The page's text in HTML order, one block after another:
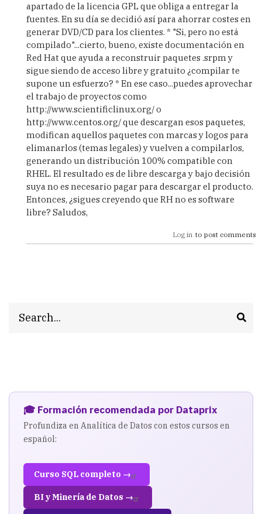
apartado de la licencia GPL que obliga a entregar la
fuentes. En su día se decidió así para ahorrar costes en
generar DVD/CD para los clientes. * "Si, pero no está
compilado"...cierto, bueno, existe documentación en
Red Hat que ayuda a reconstruir paquetes .srpm y
sigue siendo de acceso libre y gratuito ¿compilar te
supone un esfuerzo? * En ese caso...puedes aprovechar
el trabajo de proyectos como
http://www.scientificlinux.org/ o
http://www.centos.org/ que descargan esos paquetes,
modifican aquellos paquetes con marcas y logos para
elimanarlos (temas legales) y vuelven a compilarlos,
generando un distribución 100% compatible con
RHEL. El resultado es de libre descarga y bajo decisión
suya no es necesario pagar para descargar el producto.
Entonces, ¿sigues creyendo que RH no es software
libre? Saludos,
Log in to post comments
🎓 Formación recomendada por Dataprix
Profundiza en Analítica de Datos con estos cursos en
español:
Curso SQL completo →
BI y Minería de Datos →